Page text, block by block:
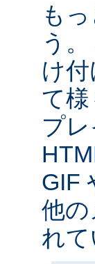
も
う
け
て
プ
GIF
他
れて